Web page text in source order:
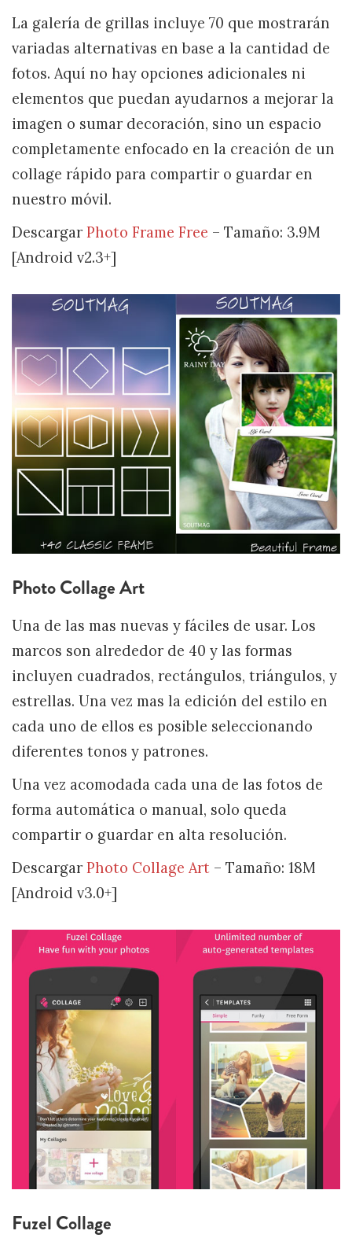
La galería de grillas incluye 70 que mostrarán
variadas alternativas en base a la cantidad de
fotos. Aquí no hay opciones adicionales ni
elementos que puedan ayudarnos a mejorar la
imagen o sumar decoración, sino un espacio
completamente enfocado en la creación de un
collage rápido para compartir o guardar en
nuestro móvil.
Descargar Photo Frame Free – Tamaño: 3.9M
[Android v2.3+]
Photo Collage Art
Una de las mas nuevas y fáciles de usar. Los
marcos son alrededor de 40 y las formas
incluyen cuadrados, rectángulos, triángulos, y
estrellas. Una vez mas la edición del estilo en
cada uno de ellos es posible seleccionando
diferentes tonos y patrones.
Una vez acomodada cada una de las fotos de
forma automática o manual, solo queda
compartir o guardar en alta resolución.
Descargar Photo Collage Art – Tamaño: 18M
[Android v3.0+]
Fuzel Collage